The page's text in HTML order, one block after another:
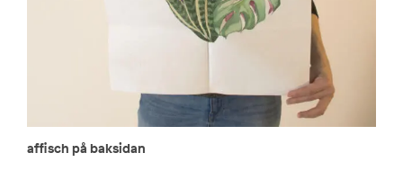
affisch på baksidan